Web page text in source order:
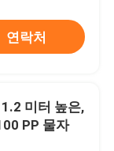
연락처
미터 높은,
PP 물자